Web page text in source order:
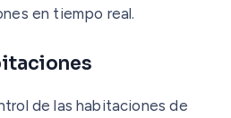
en tiempo real.
de las habitaciones de